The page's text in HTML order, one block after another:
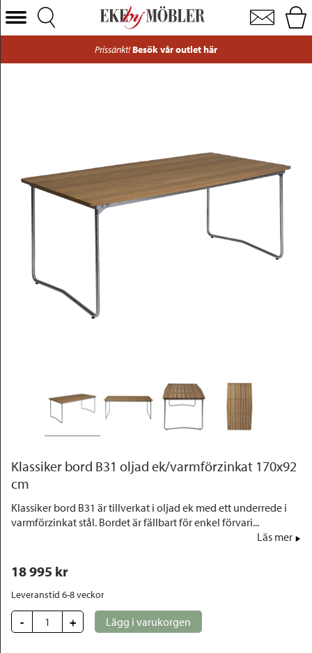
Klassiker bord B31 oljad ek/varmförzinkat 170x92 cm
Välj Kategori
Förvaring
Inredning
Mattor
Utemöbler
Prissänkt! Besök vår outlet här
Klassiker bord B31 oljad ek/varmförzinkat 170x92
cm
Klassiker bord B31 är tillverkat i oljad ek med ett underrede i
varmförzinkat stål. Bordet är fällbart för enkel förvari...
Läs mer
18 995 kr
Leveranstid 6-8 veckor
- + Lägg i varukorgen